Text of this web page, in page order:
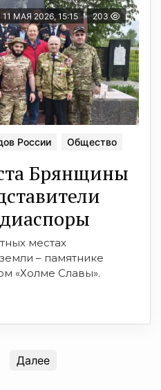
11 МАЯ 2026, 15:15 203
России Общество
Брянщины
местах
– памятнике
«Холме Славы».
Далее